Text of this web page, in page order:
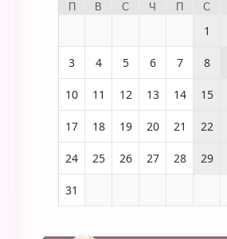
П В С Ч П С
1
3 4 5 6 7 8
10 11 12 13 14 15
17 18 19 20 21 22
24 25 26 27 28 29
31